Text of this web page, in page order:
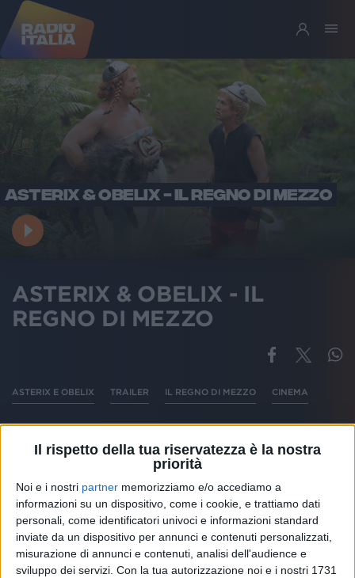
Il rispetto della tua riservatezza è la nostra
priorità
Noi e i nostri partner memorizziamo e/o accediamo a
informazioni su un dispositivo, come i cookie, e trattiamo dati
personali, come identificatori univoci e informazioni standard
inviate da un dispositivo per annunci e contenuti personalizzati,
misurazione di annunci e contenuti, analisi dell'audience e
sviluppo dei servizi. Con la tua autorizzazione noi e i nostri 1731
ASTERIX & OBELIX - IL REGNO DI MEZZO
ASTERIX & OBELIX - IL
REGNO DI MEZZO
ASTERIX E OBELIX TRAILER IL REGNO DI MEZZO CINEMA
Altri ospiti